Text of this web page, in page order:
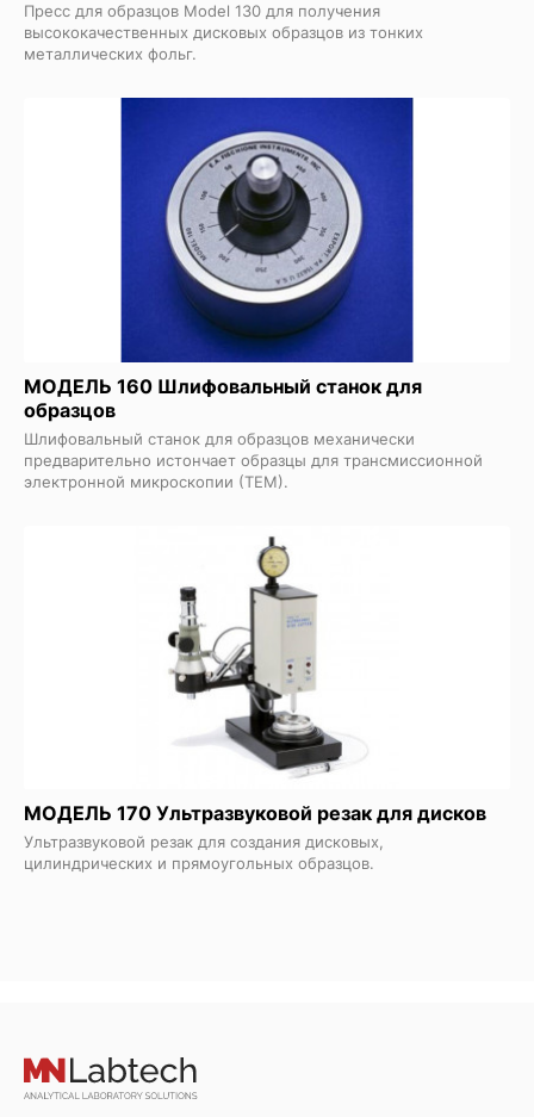
Пресс для образцов Model 130 для получения
высококачественных дисковых образцов из тонких
металлических фольг.
МОДЕЛЬ 160 Шлифовальный станок для
образцов
Шлифовальный станок для образцов механически
предварительно истончает образцы для трансмиссионной
электронной микроскопии (ТЕМ).
МОДЕЛЬ 170 Ультразвуковой резак для дисков
Ультразвуковой резак для создания дисковых,
цилиндрических и прямоугольных образцов.